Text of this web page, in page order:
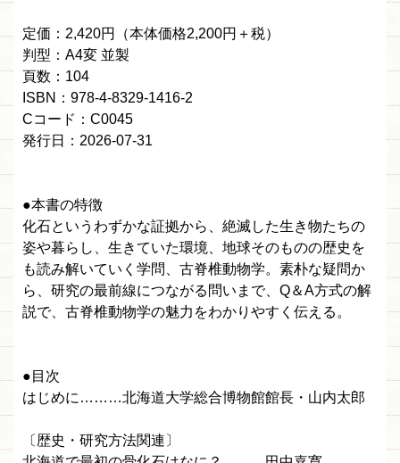
定価：2,420円（本体価格2,200円＋税）
判型：A4変 並製
頁数：104
ISBN：978-4-8329-1416-2
Cコード：C0045
発行日：2026-07-31
●本書の特徴
化石というわずかな証拠から、絶滅した生き物たちの
姿や暮らし、生きていた環境、地球そのものの歴史を
も読み解いていく学問、古脊椎動物学。素朴な疑問か
ら、研究の最前線につながる問いまで、Q＆A方式の解
説で、古脊椎動物学の魅力をわかりやすく伝える。
●目次
はじめに………北海道大学総合博物館館長・山内太郎
〔歴史・研究方法関連〕